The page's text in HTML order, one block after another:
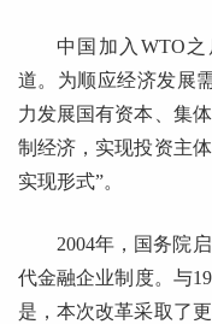
中国加入WTO
道。为顺应经济发展
力发展国有资本、集
制经济，实现投资主
实现形式”。
2004年，国务院
代金融企业制度。与
是，本次改革采取了